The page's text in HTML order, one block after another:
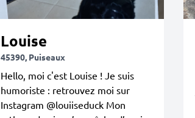
Louise
45390, Puiseaux
Hello, moi c'est Louise ! Je suis
humoriste : retrouvez moi sur
Instagram @louiiseduck Mon